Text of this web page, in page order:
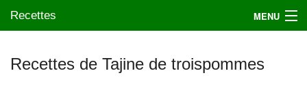
Recettes MENU
Recettes de Tajine de troispommes